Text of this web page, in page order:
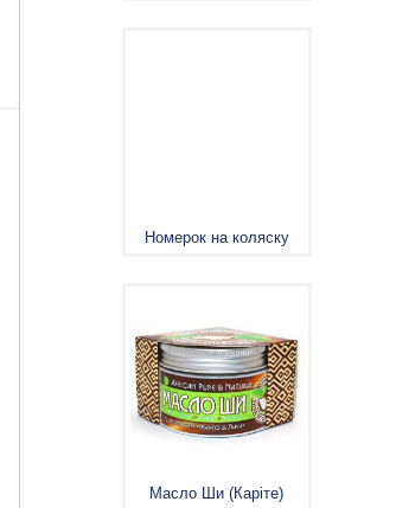
Номерок на коляску
Масло Ши (Каріте)